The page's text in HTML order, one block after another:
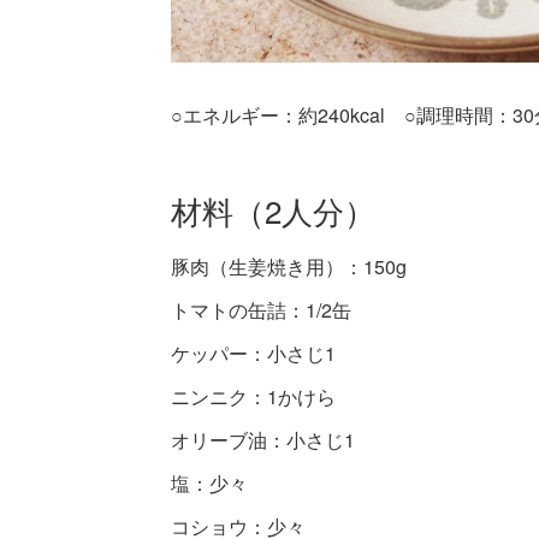
○エネルギー：約240kcal ○調理時間：30
材料（2人分）
豚肉（生姜焼き用）：150g
トマトの缶詰：1/2缶
ケッパー：小さじ1
ニンニク：1かけら
オリーブ油：小さじ1
塩：少々
コショウ：少々